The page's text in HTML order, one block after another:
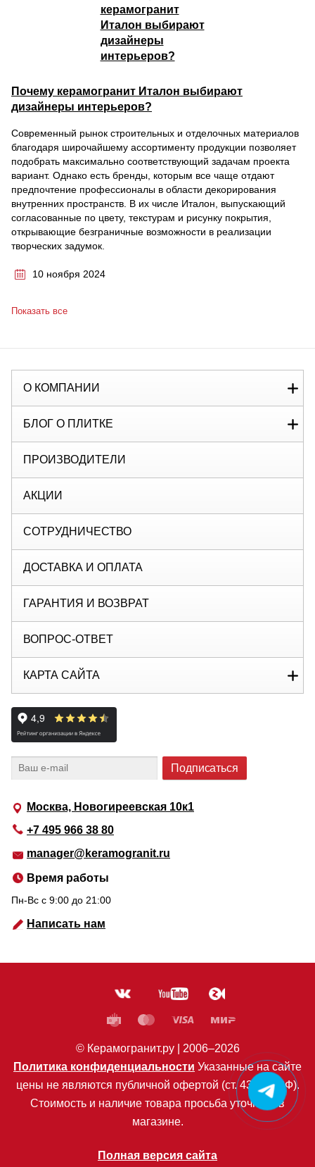
Почему керамогранит Италон выбирают
дизайнеры интерьеров?
Современный рынок строительных и отделочных материалов
благодаря широчайшему ассортименту продукции позволяет
подобрать максимально соответствующий задачам проекта
вариант. Однако есть бренды, которым все чаще отдают
предпочтение профессионалы в области декорирования
внутренних пространств. В их числе Италон, выпускающий
согласованные по цвету, текстурам и рисунку покрытия,
открывающие безграничные возможности в реализации
творческих задумок.
10 ноября 2024
Показать все
Москва, Новогиреевская 10к1
+7 495 966 38 80
manager@keramogranit.ru
Время работы
Пн-Вс c 9:00 до 21:00
Написать нам
О КОМПАНИИ
БЛОГ О ПЛИТКЕ
ПРОИЗВОДИТЕЛИ
АКЦИИ
СОТРУДНИЧЕСТВО
ДОСТАВКА И ОПЛАТА
ГАРАНТИЯ И ВОЗВРАТ
ВОПРОС-ОТВЕТ
КАРТА САЙТА
© Керамогранит.ру | 2006–2026
Политика конфиденциальности Указанные на сайте
цены не являются публичной офертой (ст. 435 ГК РФ).
Стоимость и наличие товара просьба уточнять в
магазине.
Полная версия сайта